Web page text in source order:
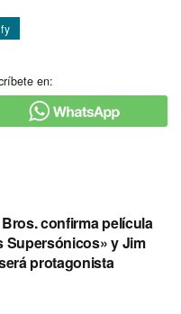
en:
confirma película
Supersónicos» y Jim
protagonista